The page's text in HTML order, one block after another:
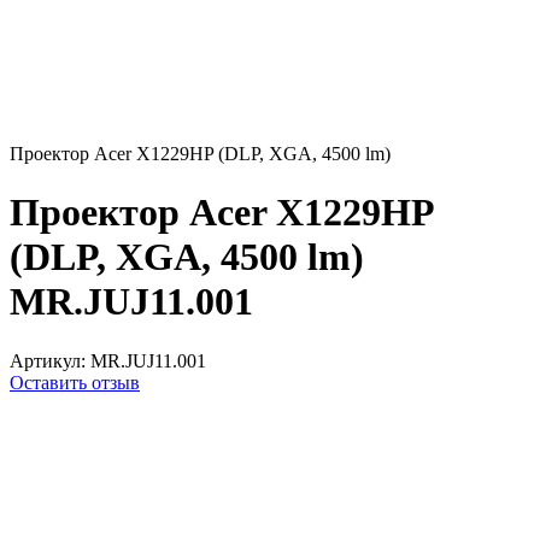
Проектор Acer X1229HP (DLP, XGA, 4500 lm)
Проектор Acer X1229HP
(DLP, XGA, 4500 lm)
MR.JUJ11.001
Артикул: MR.JUJ11.001
Оставить отзыв